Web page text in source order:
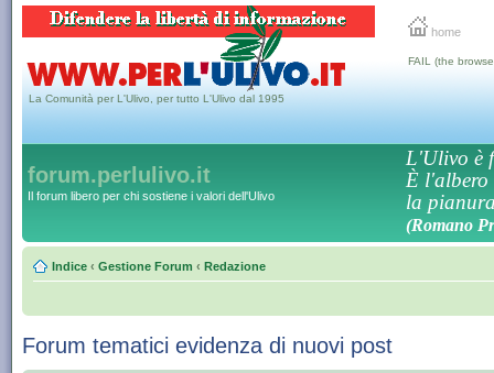
home
La Comunità per L'Ulivo, per tutto L'Ulivo dal 1995
FAIL (the
forum.perlulivo.it
Il forum libero per chi sostiene i valori dell'Ulivo
L'Ulivo è
È l'albero
la
(Romano
Indice ‹ Gestione Forum ‹ Redazione
Forum tematici evidenza di nuovi post